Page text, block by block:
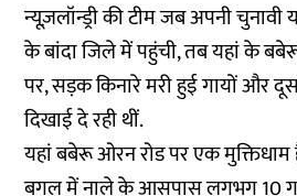
न्यूज़लॉन्ड्री की टीम जब अपनी चुनावी
के बांदा जिले में पहुंची, तब यहां के
पर, सड़क किनारे मरी हुई गायों और
दिखाई दे रही थीं.
यहां बबेरू ओरन रोड पर एक
बगल में नाले के आसपास लगभग 10